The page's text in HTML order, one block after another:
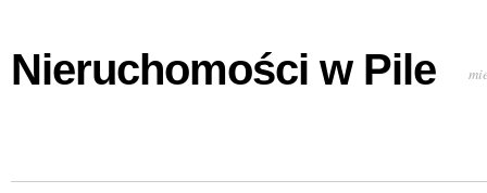
Nieruchomości w Pile